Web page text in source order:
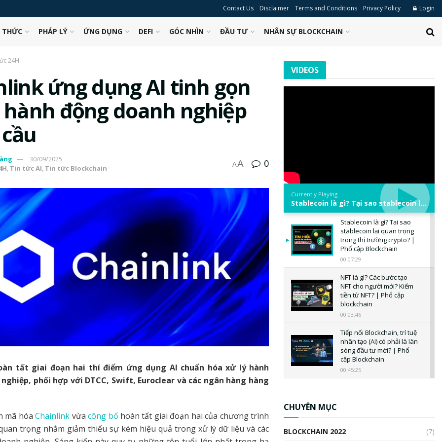
Contact Us Disclaimer Terms and Conditions Privacy Policy Login
THỨC PHÁP LÝ ỨNG DỤNG DEFI GÓC NHÌN ĐẦU TƯ NHÂN SỰ BLOCKCHAIN
24H
ứng dụng AI tinh gọn
động doanh nghiệp
30/09/2025
, Tin tức AI, Tin tức Blockchain AA 0
tất giai đoạn hai thí điểm ứng dụng AI chuẩn hóa xử lý hành
phối hợp với DTCC, Swift, Euroclear và các ngân hàng hàng
mã hóaChainlink vừacông bố hoàn tất giai đoạn hai của chương trình
trọng nhằm giảm thiểu sự kém hiệu quả trong xử lý dữ liệu và các
VIDEOS
Currently Playing
Stablecoin là gì? Tại sao stablecoin lại quan trọng trong thị trường crypto? | Phổ cập Blockchain
Stablecoin là gì? Tại sao
stablecoin lại quan trọng
trong thị trường crypto? |
Phổ cập Blockchain
00:07:29
NFT là gì? Các bước tạo
NFT cho người mới? Kiếm
tiền từ NFT? | Phổ cập
blockchain
00:03:46
Tiếp nối Blockchain, trí tuệ
nhân tạo (AI) có phải là làn
sóng đầu tư mới? | Phổ
cập Blockchain
00:45:25
CHUYÊN MỤC
BLOCKCHAIN 2022 (7)